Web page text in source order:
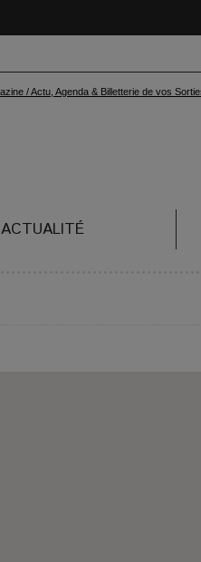
ACTUALITÉ